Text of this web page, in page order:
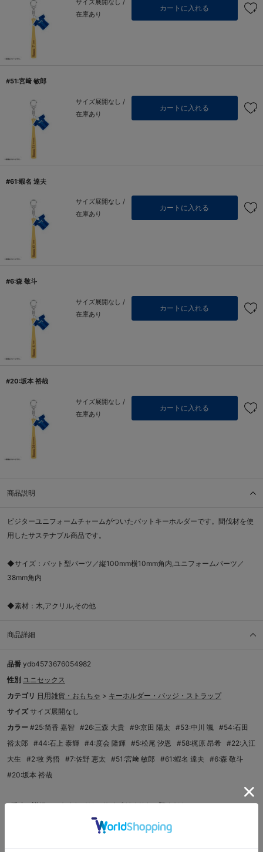
在庫あり
カートに入れる
#51:宮﨑 敏郎
サイズ展開なし /
在庫あり
カートに入れる
#61:蝦名 達夫
サイズ展開なし /
在庫あり
カートに入れる
#6:森 敬斗
サイズ展開なし /
在庫あり
カートに入れる
#20:坂本 裕哉
サイズ展開なし /
在庫あり
カートに入れる
商品説明
ビジターユニフォームチャームがついたバットキーホルダーです。間伐材を使
用したサステナブル商品です。
◆サイズ：バット型パーツ／縦100mm横10mm角内,ユニフォームパーツ／
38mm角内
◆素材：木,アクリル,その他
商品詳細
品番 ydb4573676054982
性別 ユニセックス
カテゴリ 日用雑貨・おもちゃ > キーホルダー・バッジ・ストラップ
サイズ サイズ展開なし
カラー #25:筒香 嘉智 #26:三森 大貴 #9:京田 陽太 #53:中川 颯
#54:石田
裕太郎
#44:石上 泰輝 #4:度会 隆輝 #5:松尾 汐恩 #58:梶原 昂希 #22:入江
大生
#2:牧 秀悟 #7:佐野 恵太 #51:宮﨑 敏郎 #61:蝦名 達夫
#6:森 敬斗
#20:坂本 裕哉
※採寸の詳細につきましては、サイズガイドをご覧ください。